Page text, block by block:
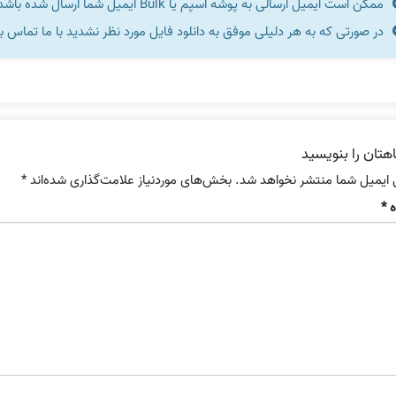
در صورتی که به هر دلیلی موفق به دانلود فایل مورد نظر نشدید با ما تماس
را بنویسید
ایمیل شما منتشر نخواهد شد. بخش‌های موردنیاز علامت‌گذاری شده‌اند*
*